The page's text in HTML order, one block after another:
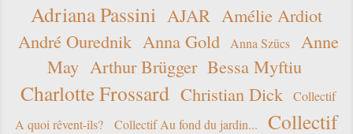
Adriana Passini AJAR Amélie Ardiot
André Ourednik Anna Gold Anna Szücs
Anne
May Arthur Brügger Bessa Myftiu
Charlotte Frossard Christian Dick
Collectif
A quoi rêvent-ils?
Collectif Au fond du jardin...
Collectif